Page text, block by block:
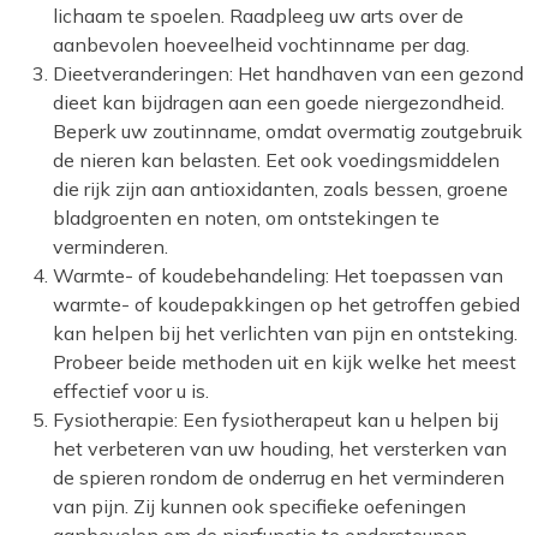
lichaam te spoelen. Raadpleeg uw arts over de
aanbevolen hoeveelheid vochtinname per dag.
Dieetveranderingen: Het handhaven van een gezond
dieet kan bijdragen aan een goede niergezondheid.
Beperk uw zoutinname, omdat overmatig zoutgebruik
de nieren kan belasten. Eet ook voedingsmiddelen
die rijk zijn aan antioxidanten, zoals bessen, groene
bladgroenten en noten, om ontstekingen te
verminderen.
Warmte- of koudebehandeling: Het toepassen van
warmte- of koudepakkingen op het getroffen gebied
kan helpen bij het verlichten van pijn en ontsteking.
Probeer beide methoden uit en kijk welke het meest
effectief voor u is.
Fysiotherapie: Een fysiotherapeut kan u helpen bij
het verbeteren van uw houding, het versterken van
de spieren rondom de onderrug en het verminderen
van pijn. Zij kunnen ook specifieke oefeningen